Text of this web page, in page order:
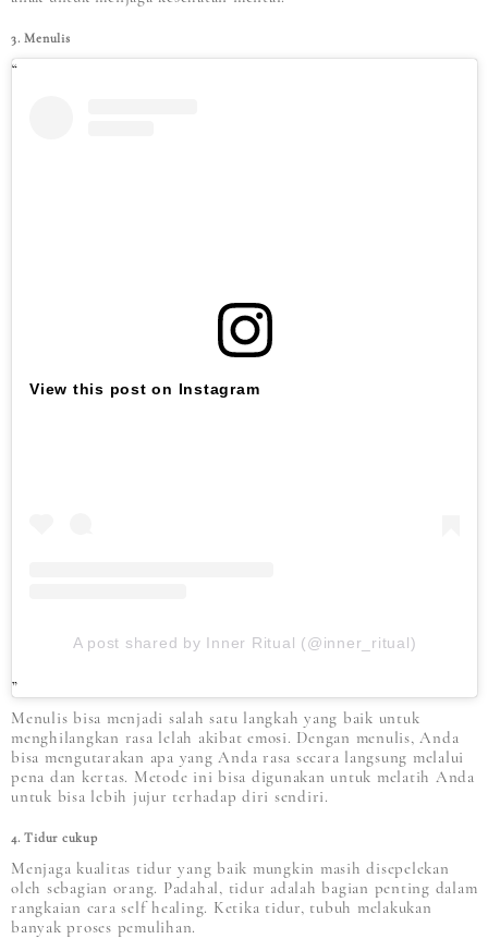
3. Menulis
View this post on Instagram
A post shared by Inner Ritual (@inner_ritual)
Menulis bisa menjadi salah satu langkah yang baik untuk
menghilangkan rasa lelah akibat emosi. Dengan menulis, Anda
bisa mengutarakan apa yang Anda rasa secara langsung melalui
pena dan kertas. Metode ini bisa digunakan untuk melatih Anda
untuk bisa lebih jujur terhadap diri sendiri.
4. Tidur cukup
Menjaga kualitas tidur yang baik mungkin masih disepelekan
oleh sebagian orang. Padahal, tidur adalah bagian penting dalam
rangkaian cara self healing. Ketika tidur, tubuh melakukan
banyak proses pemulihan.